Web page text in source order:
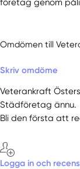
företag genom
Omdömen till
Skriv omdöme
Veterankraft
Städföretag ännu.
Bli den första att
Logga in och